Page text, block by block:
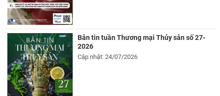
Bản tin tuần Thương mại Thủy sản số 27-
2026
Cập nhật: 24/07/2026